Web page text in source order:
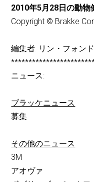
2010年5月28日の動物
Copyright © Brakke
編集者: リン・フォン
ニュース:
ブラッケニュース
募集
その他のニュース
3M
アオヴァ